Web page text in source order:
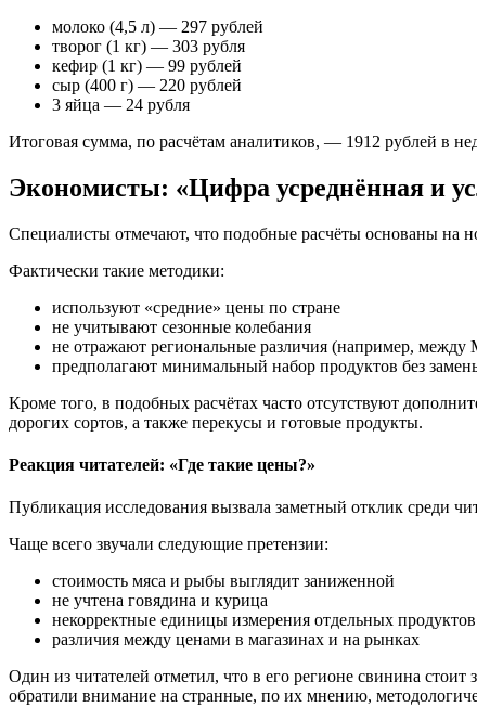
молоко (4,5 л) — 297 рублей
творог (1 кг) — 303 рубля
кефир (1 кг) — 99 рублей
сыр (400 г) — 220 рублей
3 яйца — 24 рубля
Итоговая сумма, по расчётам аналитиков, — 1912 рублей в
Экономисты: «Цифра усреднённая и
Специалисты отмечают, что подобные расчёты основаны на
Фактически такие методики:
используют «средние» цены по стране
не учитывают сезонные колебания
не отражают региональные различия (например,
предполагают минимальный набор продуктов без
Кроме того, в подобных расчётах часто отсутствуют
дорогих сортов, а также перекусы и готовые продукты.
Реакция читателей: «Где такие цены?»
Публикация исследования вызвала заметный отклик среди
Чаще всего звучали следующие претензии:
стоимость мяса и рыбы выглядит заниженной
не учтена говядина и курица
некорректные единицы измерения отдельных продуктов
различия между ценами в магазинах и на рынках
Один из читателей отметил, что в его регионе свинина стоит
обратили внимание на странные, по их мнению,